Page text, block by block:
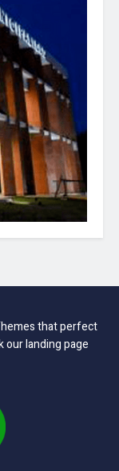
that perfect
our landing page